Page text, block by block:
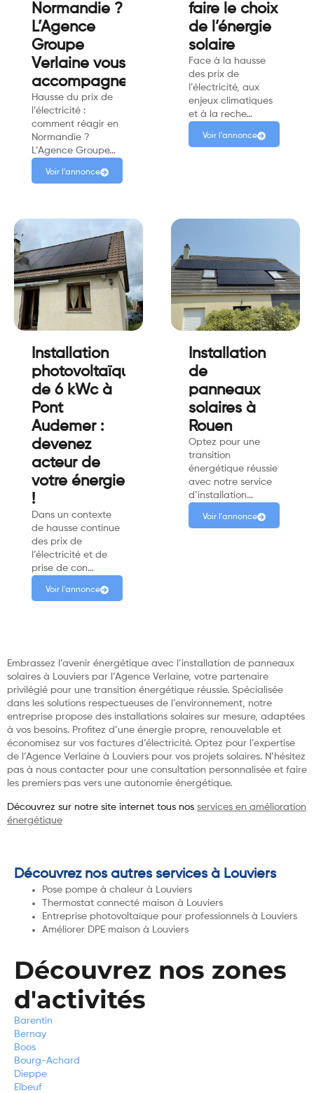
Normandie ?
L’Agence
Groupe
Verlaine vous
accompagne.
Hausse du prix de
l’électricité :
comment réagir en
Normandie ?
L’Agence Groupe…
Voir l'annonce
faire le choix
de l’énergie
solaire
Face à la hausse
des prix de
l’électricité, aux
enjeux climatiques
et à la reche…
Voir l'annonce
Installation
photovoltaïque
de 6 kWc à
Pont
Audemer :
devenez
acteur de
votre énergie
!
Dans un contexte
de hausse continue
des prix de
l’électricité et de
prise de con…
Voir l'annonce
Installation
de
panneaux
solaires à
Rouen
Optez pour une
transition
énergétique réussie
avec notre service
d’installation…
Voir l'annonce
Embrassez l’avenir énergétique avec l’installation de panneaux
solaires à Louviers par l’Agence Verlaine, votre partenaire
privilégié pour une transition énergétique réussie. Spécialisée
dans les solutions respectueuses de l’environnement, notre
entreprise propose des installations solaires sur mesure, adaptées
à vos besoins. Profitez d’une énergie propre, renouvelable et
économisez sur vos factures d’électricité. Optez pour l’expertise
de l’Agence Verlaine à Louviers pour vos projets solaires. N’hésitez
pas à nous contacter pour une consultation personnalisée et faire
les premiers pas vers une autonomie énergétique.
Découvrez sur notre site internet tous nos services en amélioration
énergétique
Découvrez nos autres services à Louviers
Pose pompe à chaleur à Louviers
Thermostat connecté maison à Louviers
Entreprise photovoltaïque pour professionnels à Louviers
Améliorer DPE maison à Louviers
Découvrez nos zones
d'activités
Barentin
Bernay
Boos
Bourg-Achard
Dieppe
Elbeuf